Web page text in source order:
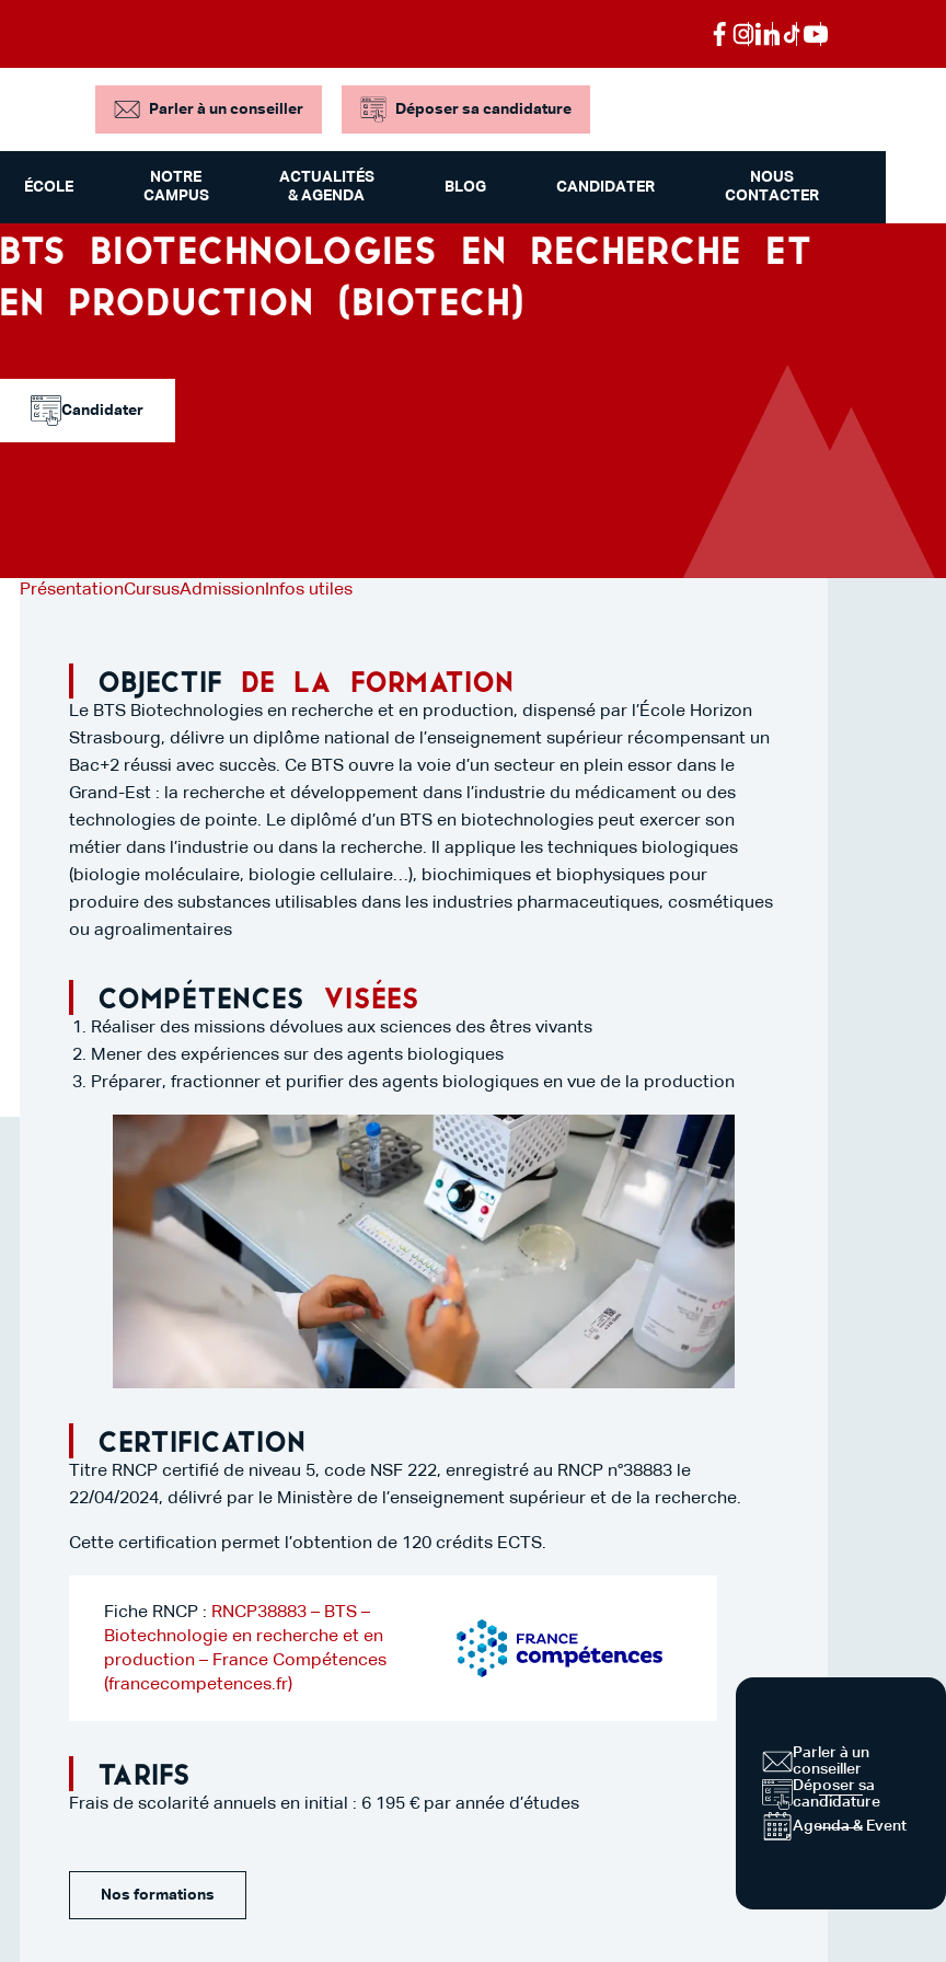
Parler à un conseiller Déposer sa candidature
ÉCOLE
NOTRE
CAMPUS
ACTUALITÉS
& AGENDA
BLOG CANDIDATER
NOUS
CONTACTER
BTS BIOTECHNOLOGIES EN RECHERCHE ET
EN PRODUCTION (BIOTECH)
Candidater
PrésentationCursusAdmission Infos utiles
Objectif de la formation
Le BTS Biotechnologies en recherche et en production, dispensé par l’École Horizon
Strasbourg, délivre un diplôme national de l’enseignement supérieur récompensant un
Bac+2 réussi avec succès. Ce BTS ouvre la voie d’un secteur en plein essor dans le
Grand-Est : la recherche et développement dans l’industrie du médicament ou des
technologies de pointe. Le diplômé d’un BTS en biotechnologies peut exercer son
métier dans l’industrie ou dans la recherche. Il applique les techniques biologiques
(biologie moléculaire, biologie cellulaire…), biochimiques et biophysiques pour
produire des substances utilisables dans les industries pharmaceutiques, cosmétiques
ou agroalimentaires
Compétences visées
Réaliser des missions dévolues aux sciences des êtres vivants
Mener des expériences sur des agents biologiques
Préparer, fractionner et purifier des agents biologiques en vue de la production
Certification
Titre RNCP certifié de niveau 5, code NSF 222, enregistré au RNCP n°38883 le
22/04/2024, délivré par le Ministère de l’enseignement supérieur et de la recherche.
Cette certification permet l’obtention de 120 crédits ECTS.
Fiche RNCP : RNCP38883 – BTS –
Biotechnologie en recherche et en
production – France Compétences
(francecompetences.fr)
Tarifs
Frais de scolarité annuels en initial : 6 195 € par année d’études
Nos formations
Parler à un
conseiller
Déposer sa
candidature
Agenda & Event